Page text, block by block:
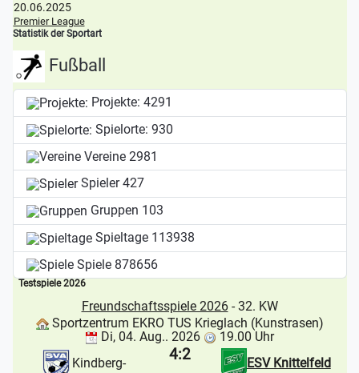
20.06.2025
Premier League
Statistik der Sportart
Fußball
Projekte: 4291
Spielorte: 930
Vereine 2981
Spieler427
Gruppen 103
Spieltage 113938
Spiele 878656
Testspiele 2026
Freundschaftsspiele 2026- 32. KW
Sportzentrum EKRO TUS Krieglach (Kunstrasen)
Di, 04. Aug.. 2026
19.00 Uhr
Kindberg-
ESV Knittelfeld
4:2